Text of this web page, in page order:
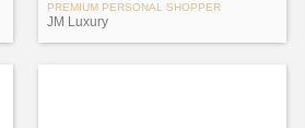
PREMIUM PERSONAL SHOPPER
JM Luxury